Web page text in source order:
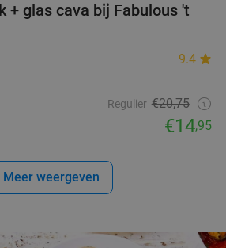
+ glas cava bij Fabulous 't
9.4
Regulier €20,75
€14,95
Meer weergeven